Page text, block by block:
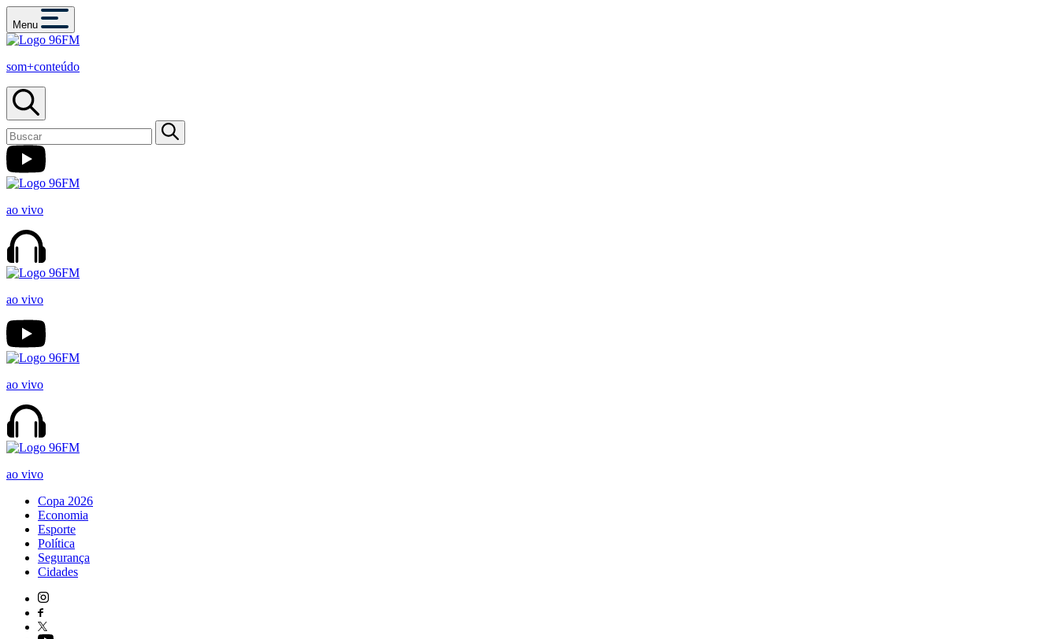
Menu
som+conteúdo
ao vivo
ao vivo
ao vivo
ao vivo
Copa 2026
Economia
Esporte
Política
Segurança
Cidades